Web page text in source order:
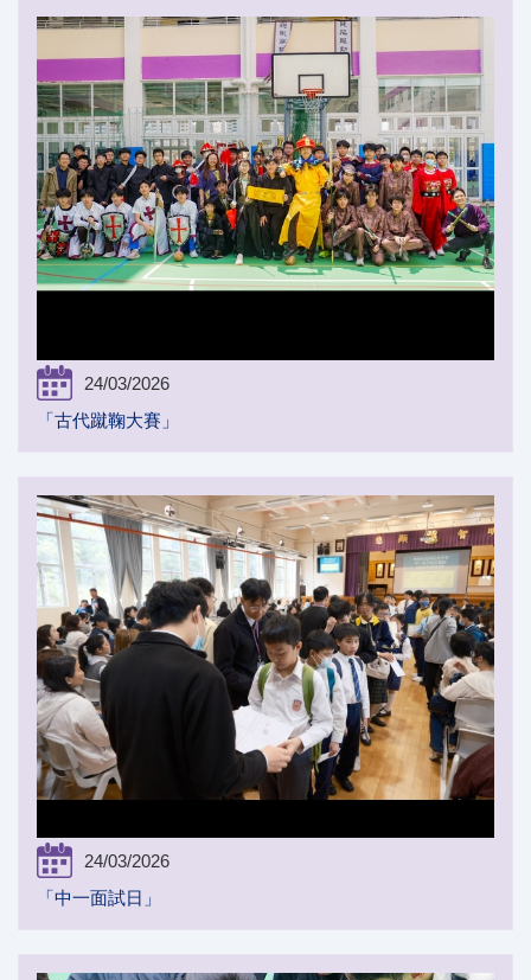
24/03/2026
「古代蹴鞠大賽」
24/03/2026
「中一面試日」